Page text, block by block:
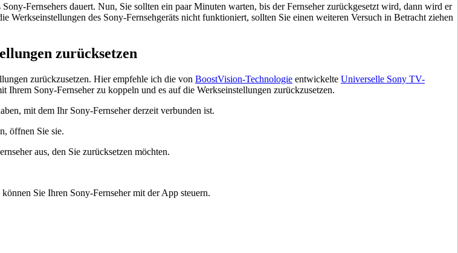
Fernsehers dauert. Nun, Sie sollten ein paar Minuten warten, bis der Fernseher zurückgesetzt wird, dann wird er
Werkseinstellungen des Sony-Fernsehgeräts nicht funktioniert, sollten Sie einen weiteren Versuch in Betracht ziehen
zurücksetzen
zurückzusetzen. Hier empfehle ich die von BoostVision-Technologie entwickelte Universelle Sony TV-
Sony-Fernseher zu koppeln und es auf die Werkseinstellungen zurückzusetzen.
mit dem Ihr Sony-Fernseher derzeit verbunden ist.
öffnen Sie sie.
aus, den Sie zurücksetzen möchten.
Sie Ihren Sony-Fernseher mit der App steuern.